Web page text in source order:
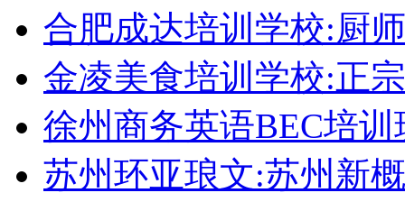
合肥成达培训学校:厨
金凌美食培训学校:正
徐州商务英语BEC培训
苏州环亚琅文:苏州新